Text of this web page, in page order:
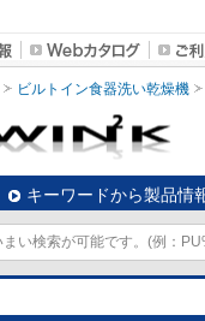
ビルトイン食器洗い乾燥機
キーワードから製品情